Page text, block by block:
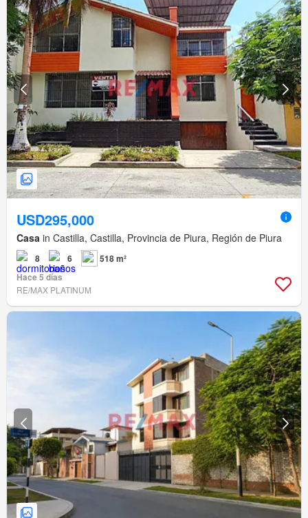
USD295,000
Casa in Castilla, Castilla, Provincia de Piura, Región de Piura
8 6
518 m²
Hace 5 días
RE/MAX PLATINUM